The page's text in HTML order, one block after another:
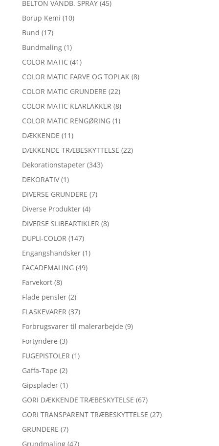
BELTON VANDB. SPRAY (45)
Borup Kemi (10)
Bund (17)
Bundmaling (1)
COLOR MATIC (41)
COLOR MATIC FARVE OG TOPLAK (8)
COLOR MATIC GRUNDERE (22)
COLOR MATIC KLARLAKKER (8)
COLOR MATIC RENGØRING (1)
DÆKKENDE (11)
DÆKKENDE TRÆBESKYTTELSE (22)
Dekorationstapeter (343)
DEKORATIV (1)
DIVERSE GRUNDERE (7)
Diverse Produkter (4)
DIVERSE SLIBEARTIKLER (8)
DUPLI-COLOR (147)
Engangshandsker (1)
FACADEMALING (49)
Farvekort (8)
Flade pensler (2)
FLASKEVARER (37)
Forbrugsvarer til malerarbejde (9)
Fortyndere (3)
FUGEPISTOLER (1)
Gaffa-Tape (2)
Gipsplader (1)
GORI DÆKKENDE TRÆBESKYTELSE (67)
GORI TRANSPARENT TRÆBESKYTTELSE (27)
GRUNDERE (7)
Grundmaling (47)